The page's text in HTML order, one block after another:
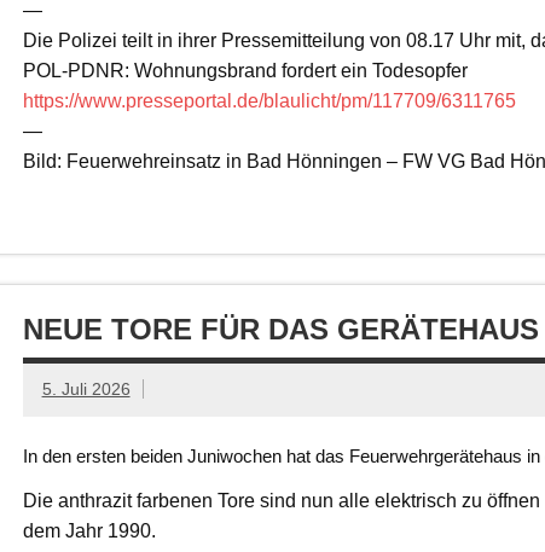
—
Die Polizei teilt in ihrer Pressemitteilung von 08.17 Uhr mit,
POL-PDNR: Wohnungsbrand fordert ein Todesopfer
https://www.presseportal.de/blaulicht/pm/117709/6311765
—
Bild: Feuerwehreinsatz in Bad Hönningen – FW VG Bad
NEUE TORE FÜR DAS GERÄTEHAUS
5. Juli 2026
In den ersten beiden Juniwochen hat das Feuerwehrgerätehaus
Die anthrazit farbenen Tore sind nun alle elektrisch zu
dem Jahr 1990.